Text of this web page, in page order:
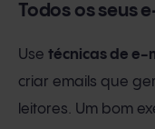
Todos os seus
Use técnicas de e-
criar emails que
leitores. Um bom